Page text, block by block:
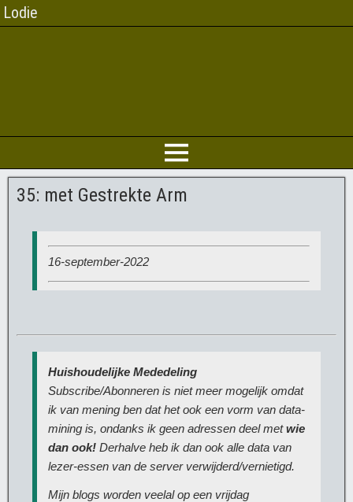
Lodie
35: met Gestrekte Arm
16-september-2022
Huishoudelijke Mededeling
Subscribe/Abonneren is niet meer mogelijk omdat
ik van mening ben dat het ook een vorm van data-
mining is, ondanks ik geen adressen deel metwie
dan ook! Derhalve heb ik dan ook alle data van
lezer-essen van de server verwijderd/vernietigd.
Mijn blogs worden veelal op een vrijdag